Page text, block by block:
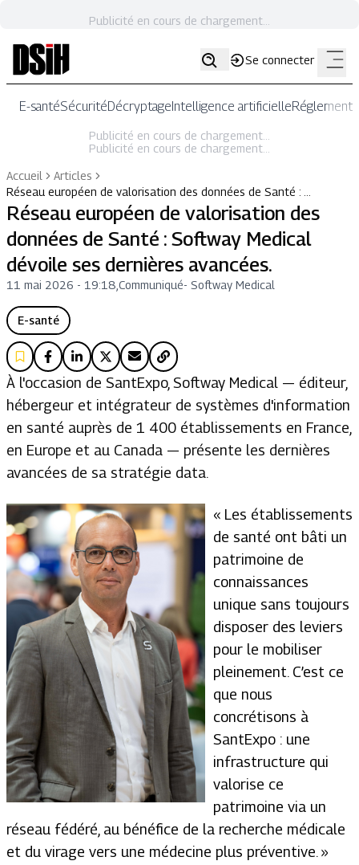
Publicité en cours de chargement...
Se connecter
E-santéSécuritéDécryptageIntelligence artificielle
Publicité en cours de chargement...
Publicité en cours de chargement...
Accueil
Articles
Réseau européen de valorisation des données de Santé : …
Réseau européen de valorisation des
données de Santé : Softway Medical
dévoile ses dernières avancées.
11 mai 2026 - 19:18 Communiqué- Softway Medical
E-santé
À l'occasion de SantExpo, Softway Medical — éditeur,
hébergeur et intégrateur de systèmes d'information
en santé auprès de 1 400 établissements en France,
en Europe et au Canada — présente les dernières
avancées de sa stratégie data.
« Les établissements
de santé ont bâti un
patrimoine de
connaissances
unique sans toujours
disposer des leviers
pour le mobiliser
pleinement. C’est ce
que nous
concrétisons à
SantExpo : une
infrastructure qui
valorise ce
patrimoine via un
réseau fédéré, au bénéfice de la recherche médicale
et du virage vers une médecine plus préventive. »